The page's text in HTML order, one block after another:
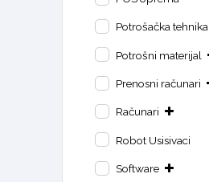
Potrošačka tehnika
Potrošni materijal
Prenosni računari
Računari
Robot Usisivaci
Software